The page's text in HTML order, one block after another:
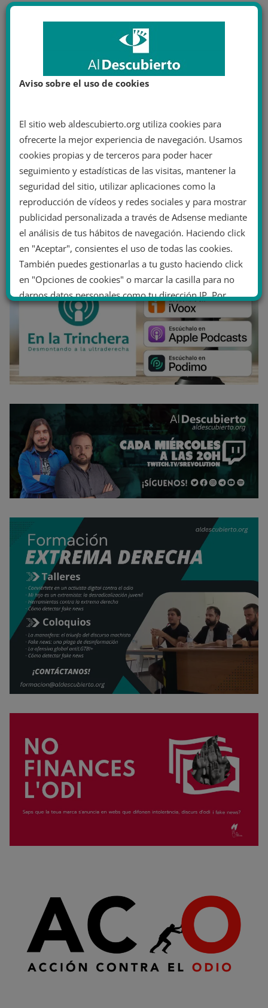
Aviso sobre el uso de cookies
El sitio web aldescubierto.org utiliza cookies para
ofrecerte la mejor experiencia de navegación. Usamos
cookies propias y de terceros para poder hacer
seguimiento y estadísticas de las visitas, mantener la
seguridad del sitio, utilizar aplicaciones como la
reproducción de vídeos y redes sociales y para mostrar
publicidad personalizada a través de Adsense mediante
el análisis de tus hábitos de navegación. Haciendo click
en "Aceptar", consientes el uso de todas las cookies.
También puedes gestionarlas a tu gusto haciendo click
en "Opciones de cookies" o marcar la casilla para no
darnos datos personales como tu dirección IP. Por
último, puedes leer nuestra Política de cookies.
No dar mi información personal
Opciones de cookies Aceptar cookies
Política de cookies